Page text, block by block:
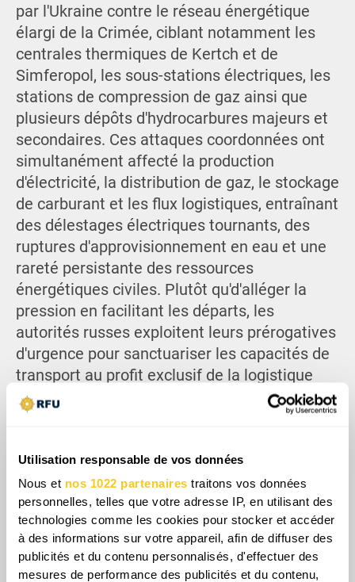
Utilisation responsable de vos données
Nous et nos 1022 partenaires traitons vos données
personnelles, telles que votre adresse IP, en utilisant des
technologies comme les cookies pour stocker et accéder
à des informations sur votre appareil, afin de diffuser des
publicités et du contenu personnalisés, d'effectuer des
mesures de performance des publicités et du contenu,
par l'Ukraine contre le réseau énergétique
élargi de la Crimée, ciblant notamment les
centrales thermiques de Kertch et de
Simferopol, les sous-stations électriques, les
stations de compression de gaz ainsi que
plusieurs dépôts d'hydrocarbures majeurs et
secondaires. Ces attaques coordonnées ont
simultanément affecté la production
d'électricité, la distribution de gaz, le stockage
de carburant et les flux logistiques, entraînant
des délestages électriques tournants, des
ruptures d'approvisionnement en eau et une
rareté persistante des ressources
énergétiques civiles. Plutôt qu'd'alléger la
pression en facilitant les départs, les
autorités russes exploitent leurs prérogatives
d'urgence pour sanctuariser les capacités de
transport au profit exclusif de la logistique
militaire. Les civils supportent ainsi le coût
principal du maintien de l'effort de guerre
restrictions de mobilité tandis que les
ressources vitales sont prioritairement
réorientées vers les forces armées.